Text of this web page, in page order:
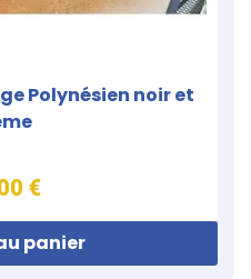
Polynésien noir et
€
panier